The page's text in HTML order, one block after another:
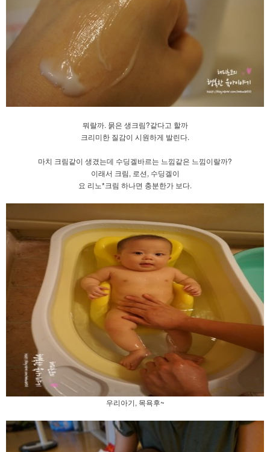
뭐랄까. 묽은 생크림?같다고 할까
크리미한 질감이 시원하게 발린다.
마치 크림같이 생겼는데 수딩겔바르는 느낌같은 느낌이랄까?
이래서 크림, 로션, 수딩겔이
요 리노*크림 하나면 충분한가 보다.
우리아기, 목욕후~